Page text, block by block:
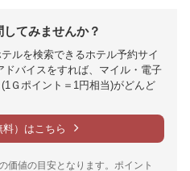
てみませんか？
ルを検索できるホテル予約サイ
ドバイスをすれば、マイル・電子
Ｇポイント＝1円相当)がどんど
）はこちら
価値の目安となります。ポイント